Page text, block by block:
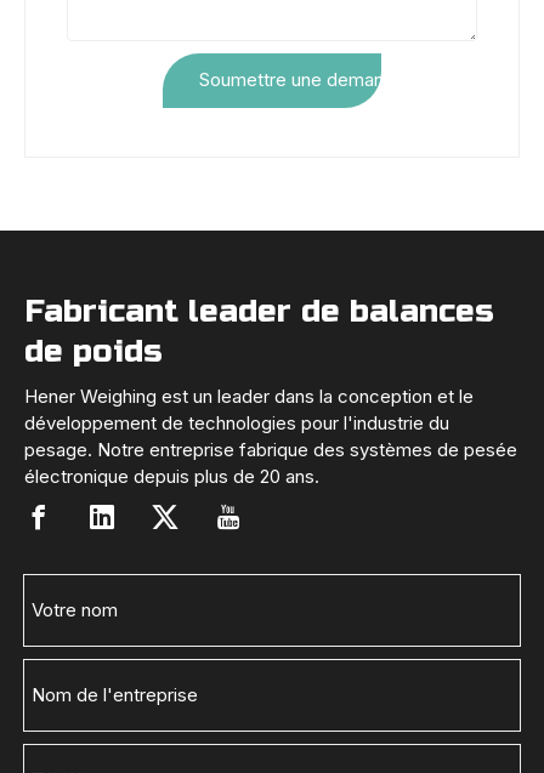
Soumettre une demande
Fabricant leader de balances
de poids
Hener Weighing est un leader dans la conception et le
développement de technologies pour l'industrie du
pesage. Notre entreprise fabrique des systèmes de pesée
électronique depuis plus de 20 ans.